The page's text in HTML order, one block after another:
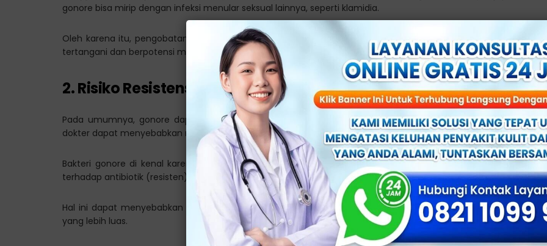
gonore bisa mirip dengan infeksi menular seksual lainnya, seperti klamidia.
Oleh karena itu, pengobatan yang tidak tepat karena salah diagnosis, dapat menyebabkan infeksi tidak
tertangani dan berpotensi menyebabkan komplikasi yang lebih serius.
2. Risiko Resistensi Antibiotik
Pada umumnya, gonore dapat di obati dengan antibiotik. Namun, penggunaan antibiotik tanpa resep
dokter dapat menyebabkan risiko resistensi antibiotik.
Bakteri gonore di kenal karena kemampuannya yang dapat dengan cepat dan mudah, menjadi kebal
terhadap antibiotik (resisten).
Hal ini dapat menyebabkan pengobatan menjadi lebih sulit dan infeksi dapat menyebar ke area tubuh
yang lebih luas.